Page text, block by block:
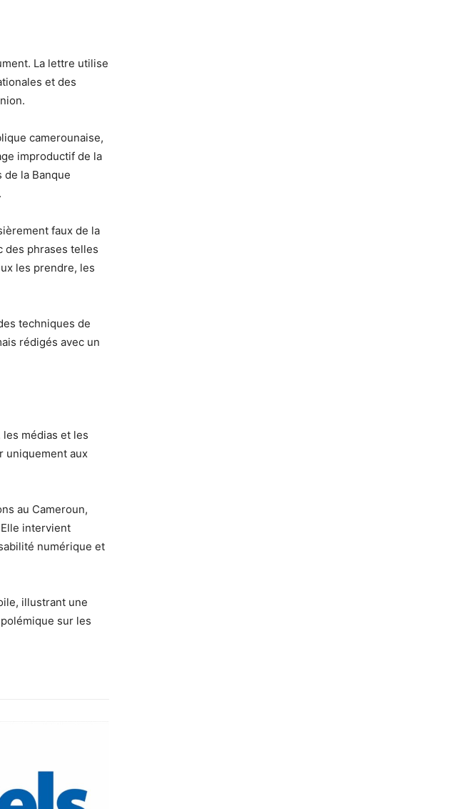
La lettre utilise
et des
camerounaise,
improductif de la
la Banque
faux de la
des phrases telles
les prendre, les
techniques de
rédigés avec un
médias et les
uniquement aux
au Cameroun,
intervient
numérique et
illustrant une
sur les